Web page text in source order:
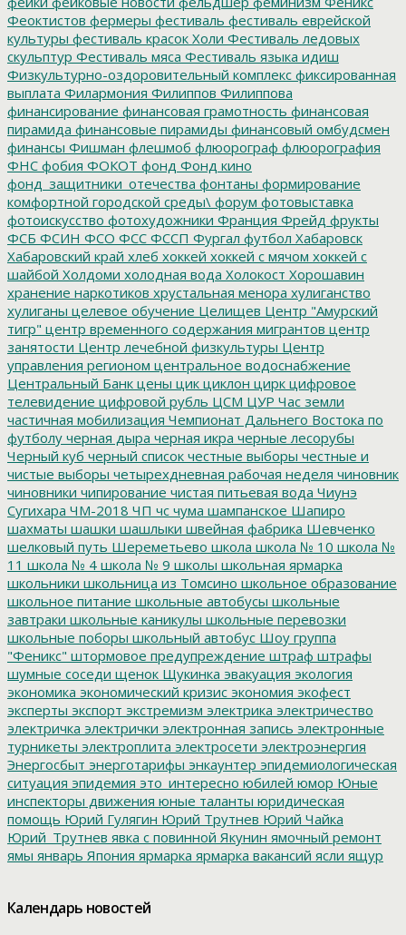
Феоктистов фермеры фестиваль фестиваль еврейской
культуры фестиваль красок Холи Фестиваль ледовых
скульптур Фестиваль мяса Фестиваль языка идиш
Физкультурно-оздоровительный комплекс фиксированная
выплата Филармония Филиппов Филиппова
финансирование финансовая грамотность финансовая
пирамида финансовые пирамиды финансовый омбудсмен
финансы Фишман флешмоб флюорограф флюорография
ФНС фобия ФОКОТ фонд Фонд кино
фонд_защитники_отечества фонтаны формирование
комфортной городской среды\ форум фотовыставка
фотоискусство фотохудожники Франция Фрейд фрукты
ФСБ ФСИН ФСО ФСС ФССП Фургал футбол Хабаровск
Хабаровский край хлеб хоккей хоккей с мячом хоккей с
шайбой Холдоми холодная вода Холокост Хорошавин
хранение наркотиков хрустальная менора хулиганство
хулиганы целевое обучение Целищев Центр "Амурский
тигр" центр временного содержания мигрантов центр
занятости Центр лечебной физкультуры Центр
управления регионом центральное водоснабжение
Центральный Банк цены цик циклон цирк цифровое
телевидение цифровой рубль ЦСМ ЦУР Час земли
частичная мобилизация Чемпионат Дальнего Востока по
футболу черная дыра черная икра черные лесорубы
Черный куб черный список честные выборы честные и
чистые выборы четырехдневная рабочая неделя чиновник
чиновники чипирование чистая питьевая вода Чиунэ
Сугихара ЧМ-2018 ЧП чс чума шампанское Шапиро
шахматы шашки шашлыки швейная фабрика Шевченко
шелковый путь Шереметьево школа школа № 10 школа №
11 школа № 4 школа № 9 школы школьная ярмарка
школьники школьница из Томсино школьное образование
школьное питание школьные автобусы школьные
завтраки школьные каникулы школьные перевозки
школьные поборы школьный автобус Шоу группа
"Феникс" штормовое предупреждение штраф штрафы
шумные соседи щенок Щукинка эвакуация экология
экономика экономический кризис экономия экофест
эксперты экспорт экстремизм электрика электричество
электричка электрички электронная запись электронные
турникеты электроплита электросети электроэнергия
Энергосбыт энерготарифы энкаунтер эпидемиологическая
ситуация эпидемия это_интересно юбилей юмор Юные
инспекторы движения юные таланты юридическая
помощь Юрий Гулягин Юрий Трутнев Юрий Чайка
Юрий_Трутнев явка с повинной Якунин ямочный ремонт
ямы январь Япония ярмарка ярмарка вакансий ясли ящур
Календарь новостей